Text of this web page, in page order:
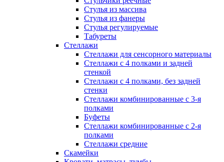
Стулья из массива
Стулья из фанеры
Стулья регулируемые
Табуреты
Стеллажи
Стеллажи для сенсорного материалы
Стеллажи с 4 полками и задней
стенкой
Стеллажи с 4 полками, без задней
стенки
Стеллажи комбинированные с 3-я
полками
Буфеты
Стеллажи комбинированные с 2-я
полками
Стеллажи средние
Скамейки